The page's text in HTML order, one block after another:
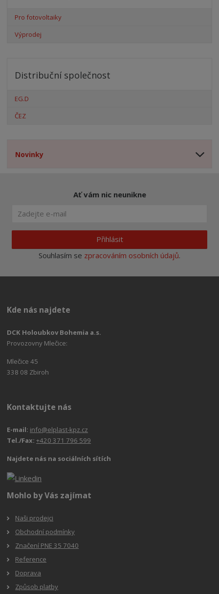
Pro fotovoltaiky
Výprodej
Distribuční společnost
EG.D
ČEZ
Novinky
Ať vám nic neunikne
Přihlásit
Souhlasím se zpracováním osobních údajů.
Kde nás najdete
DCK Holoubkov Bohemia a.s.
Provozovny Mlečice:
Mlečice 45
338 08 Zbiroh
Kontaktujte nás
E-mail: info@elplast-kpz.cz
Tel./Fax:+420 371 796 599
Najdete nás na sociálních sítích
Mohlo by Vás zajímat
Naši prodejci
Obchodní podmínky
Značení PNE 35 7040
Reference
Doprava
Způsob platby